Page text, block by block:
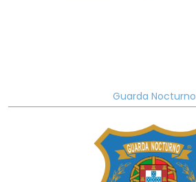
Guarda Nocturno